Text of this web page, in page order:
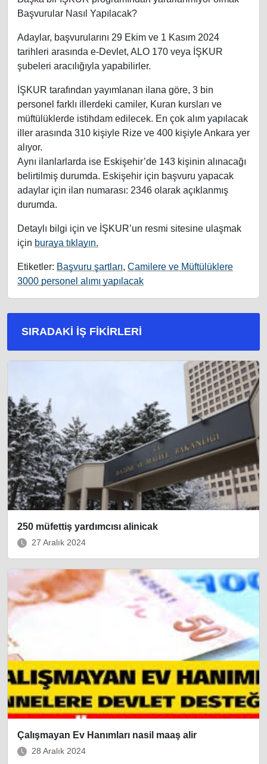
Başvurular Nasıl Yapılacak?
Adaylar, başvurularını 29 Ekim ve 1 Kasım 2024
tarihleri arasında e-Devlet, ALO 170 veya İŞKUR
şubeleri aracılığıyla yapabilirler.
İŞKUR tarafından yayımlanan ilana göre, 3 bin
personel farklı illerdeki camiler, Kuran kursları ve
müftülüklerde istihdam edilecek. En çok alım yapılacak
iller arasında 310 kişiyle Rize ve 400 kişiyle Ankara yer
alıyor.
Aynı ilanlarlarda ise Eskişehir’de 143 kişinin alınacağı
belirtilmiş durumda. Eskişehir için başvuru yapacak
adaylar için ilan numarası: 2346 olarak açıklanmış
durumda.
Detaylı bilgi için ve İŞKUR’un resmi sitesine ulaşmak
için buraya tıklayın.
Etiketler: Başvuru şartları, Camilere ve Müftülüklere
3000 personel alımı yapılacak
SIRADAKI İŞ FIKIRLERI
250 müfettiş yardımcısı alinicak
27 Aralık 2024
Çalışmayan Ev Hanımları nasil maaş alir
28 Aralık 2024